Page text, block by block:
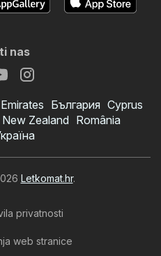
nas
България Cyprus
New Zealand România
Letkomat.hr.
privatnosti
web stranice